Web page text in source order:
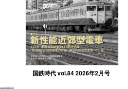
国鉄時代 vol.84 2026年2月号